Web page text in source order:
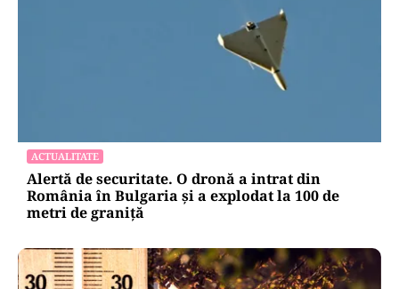
ACTUALITATE
Alertă de securitate. O dronă a intrat din
România în Bulgaria şi a explodat la 100 de
metri de graniţă